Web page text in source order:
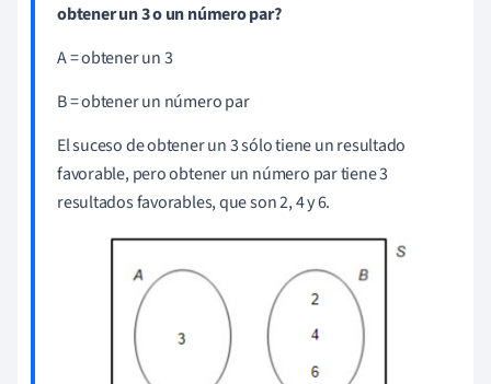
obtener un 3 o un número par?
A = obtener un 3
B = obtener un número par
El suceso de obtener un 3 sólo tiene un resultado
favorable, pero obtener un número par tiene 3
resultados favorables, que son 2, 4 y 6.